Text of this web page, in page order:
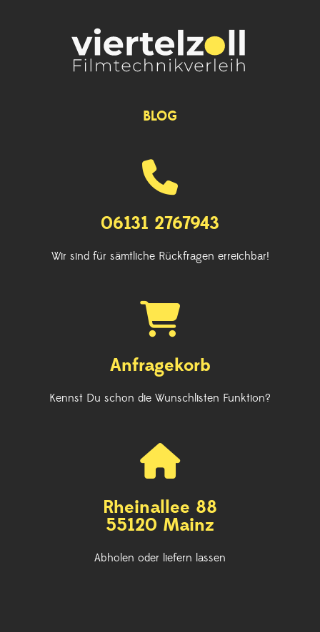
BLOG
06131 2767943
Wir sind für sämtliche Rückfragen erreichbar!
Anfragekorb
Kennst Du schon die Wunschlisten Funktion?
Rheinallee 88
55120 Mainz
Abholen oder liefern lassen